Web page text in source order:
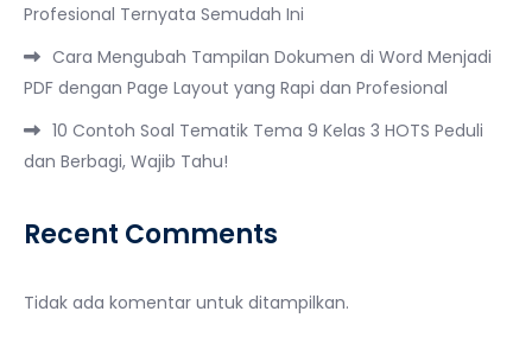
Profesional Ternyata Semudah Ini
Cara Mengubah Tampilan Dokumen di Word Menjadi
PDF dengan Page Layout yang Rapi dan Profesional
10 Contoh Soal Tematik Tema 9 Kelas 3 HOTS Peduli
dan Berbagi, Wajib Tahu!
Recent Comments
Tidak ada komentar untuk ditampilkan.